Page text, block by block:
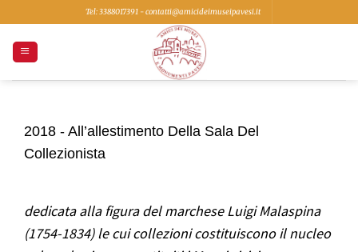
ai
contenuti
Tel: 3388017391 - contatti@amicideimuseipavesi.it
2018 - All’allestimento Della Sala Del
Collezionista
dedicata alla figura del marchese Luigi Malaspina
(1754-1834) le cui collezioni costituiscono il nucleo